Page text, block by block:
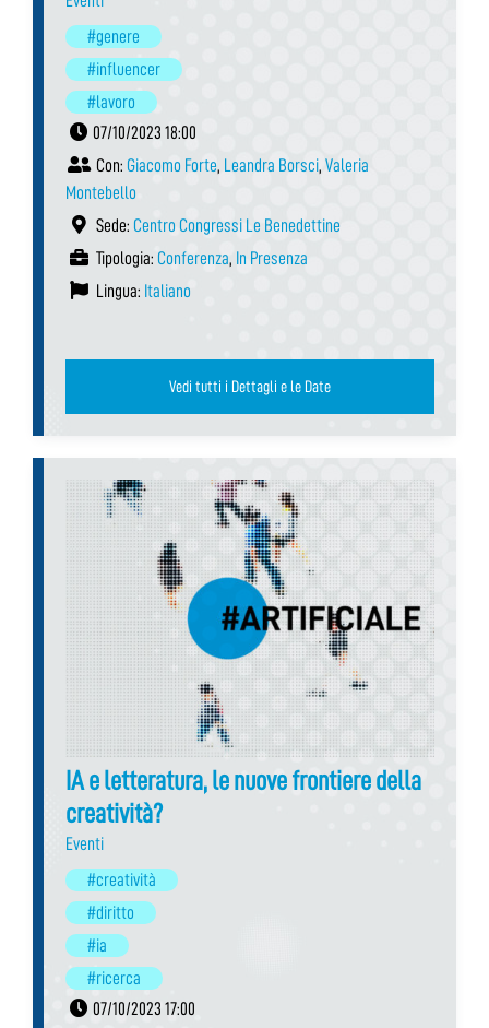
#genere
#influencer
#lavoro
07/10/2023 18:00
Con: Giacomo Forte, Leandra Borsci, Valeria
Montebello
Sede: Centro Congressi Le Benedettine
Tipologia: Conferenza, In Presenza
Lingua: Italiano
Vedi tutti i Dettagli e le Date
IA e letteratura, le nuove frontiere della
creatività?
Eventi
#creatività
#diritto
#ia
#ricerca
07/10/2023 17:00